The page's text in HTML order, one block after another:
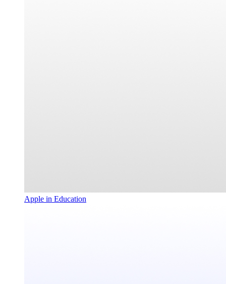
Apple in Education